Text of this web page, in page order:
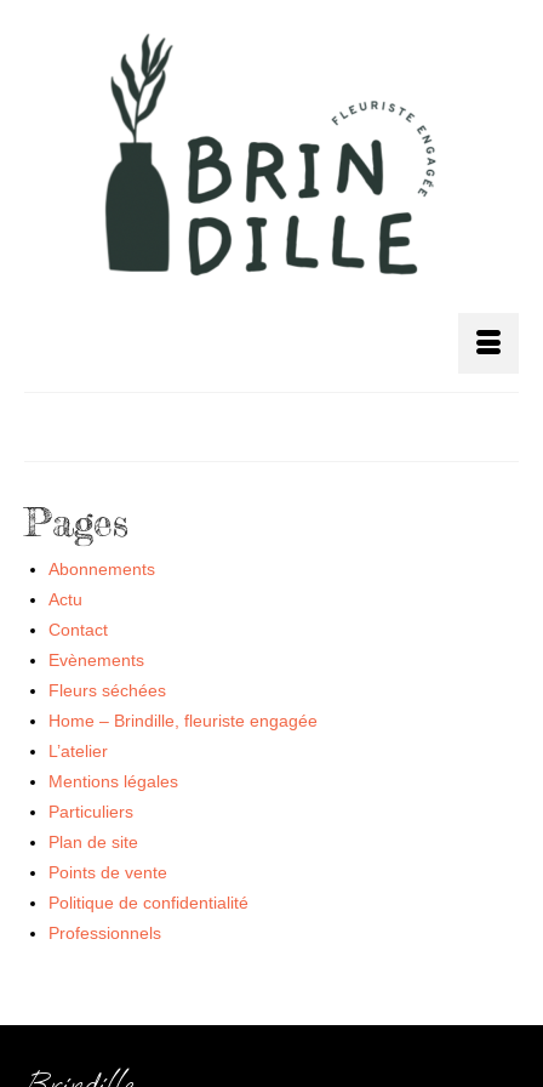
Pages
Abonnements
Actu
Contact
Evènements
Fleurs séchées
Home – Brindille, fleuriste engagée
L’atelier
Mentions légales
Particuliers
Plan de site
Points de vente
Politique de confidentialité
Professionnels